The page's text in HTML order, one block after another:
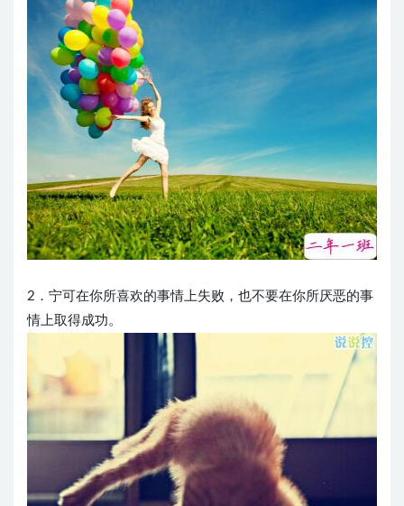
2．宁可在你所喜欢的事情上失败，也不要在你所厌恶的事
情上取得成功。